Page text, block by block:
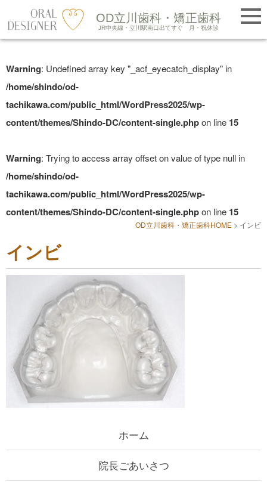
to
content
OD立川歯科・矯正歯科
JR中央線・立川駅南口出てすぐ 月・祝休診
LINE友だち追加
Warning: Undefined array key "_acf_eyecatch_display" in
/home/shindo/od-
tachikawa.com/public_html/WordPress2025/wp-
content/themes/Shindo-DC/content-single.phpon line 15
Warning: Trying to access array offset on value of type null in
/home/shindo/od-
tachikawa.com/public_html/WordPress2025/wp-
content/themes/Shindo-DC/content-single.phpon line 15
OD立川歯科・矯正歯科HOME > インビ
インビ
ホーム
院長ごあいさつ